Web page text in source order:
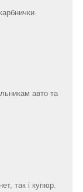
авто та
так і купюр.